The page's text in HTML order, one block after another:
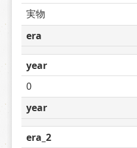
実物
era
year
0
year
era_2